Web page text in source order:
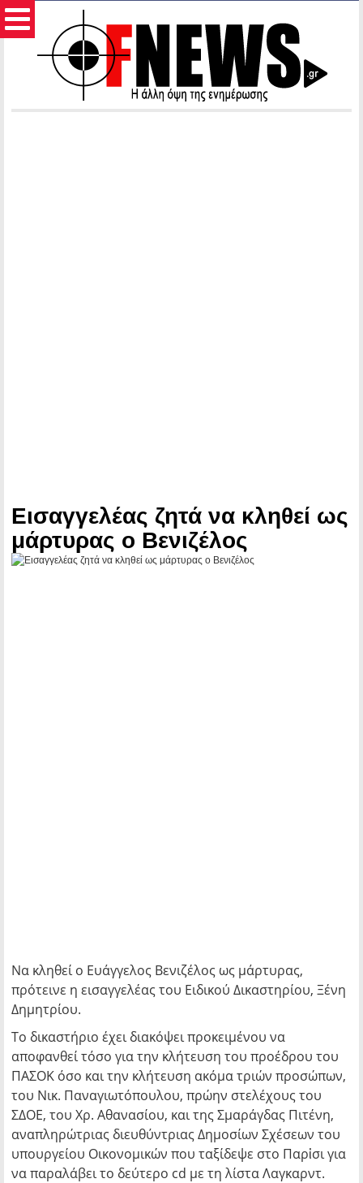
Εισαγγελέας ζητά να κληθεί ως
μάρτυρας ο Βενιζέλος
Nα κληθεί ο Ευάγγελος Βενιζέλος ως μάρτυρας,
πρότεινε η εισαγγελέας του Ειδικού Δικαστηρίου, Ξένη
Δημητρίου.
Το δικαστήριο έχει διακόψει προκειμένου να
αποφανθεί τόσο για την κλήτευση του προέδρου του
ΠΑΣΟΚ όσο και την κλήτευση ακόμα τριών προσώπων,
του Νικ. Παναγιωτόπουλου, πρώην στελέχους του
ΣΔΟΕ, του Χρ. Αθανασίου, και της Σμαράγδας Πιτένη,
αναπληρώτριας διευθύντριας Δημοσίων Σχέσεων του
υπουργείου Οικονομικών που ταξίδεψε στο Παρἰσι για
να παραλάβει το δεύτερο cd με τη λίστα Λαγκαρντ.